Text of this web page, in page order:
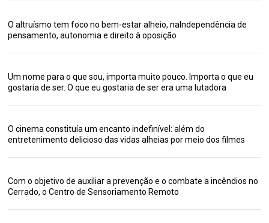
O altruísmo tem foco no bem-estar alheio, naIndependência de
pensamento, autonomia e direito à oposição
Um nome para o que sou, importa muito pouco. Importa o que eu
gostaria de ser. O que eu gostaria de ser era uma lutadora
O cinema constituía um encanto indefinível: além do
entretenimento delicioso das vidas alheias por meio dos filmes
Com o objetivo de auxiliar a prevenção e o combate a incêndios no
Cerrado, o Centro de Sensoriamento Remoto